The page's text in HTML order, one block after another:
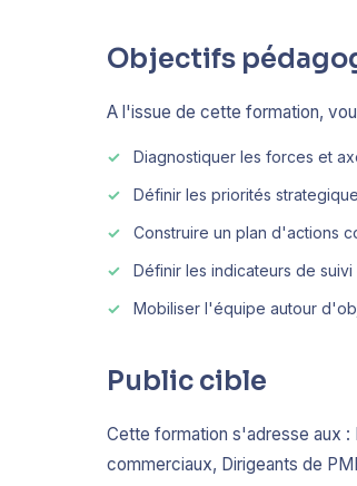
Objectifs
A l'issue de cette formation,
Diagnostiquer les forces et
Définir les priorités
Construire un plan d'actions
Définir les indicateurs de
Mobiliser l'équipe autour
Public cible
Cette formation s'adresse aux :
commerciaux, Dirigeants de